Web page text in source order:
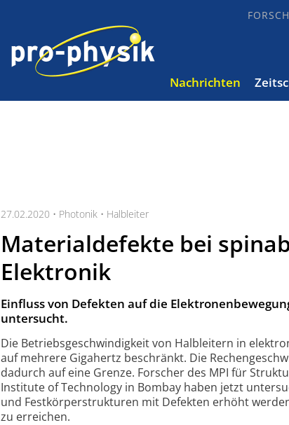
Nachrichten
27.02.2020 • Photonik • Halbleiter
Materialdefekte bei
Elektronik
Einfluss von Defekten auf die
untersucht.
Die Betriebsgeschwindigkeit von Halbleitern in
auf mehrere Gigahertz beschränkt. Die
dadurch auf eine Grenze. Forscher des MPI für
Institute of Techno­logy in Bombay haben jetzt
und Fest­körper­strukturen mit Defekten erhöht
zu erreichen.